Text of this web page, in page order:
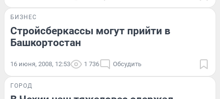
БИЗНЕС
Стройсберкассы могут прийти в
Башкортостан
16 июня, 2008, 12:53 1 736 Обсудить
ГОРОД